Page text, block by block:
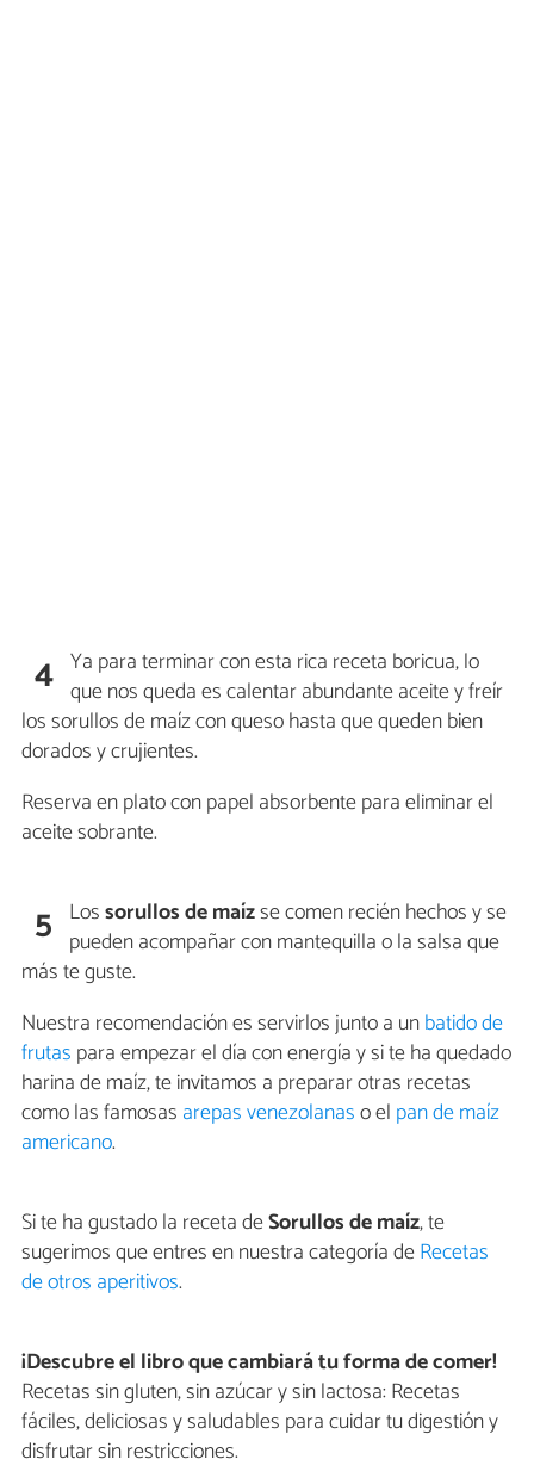
4 Ya para terminar con esta rica receta boricua, lo
que nos queda es calentar abundante aceite y freír
los sorullos de maíz con queso hasta que queden bien
dorados y crujientes.
Reserva en plato con papel absorbente para eliminar el
aceite sobrante.
5 Lossorullos de maízse comen recién hechos y se
pueden acompañar con mantequilla o la salsa que
más te guste.
Nuestra recomendación es servirlos junto a unbatido de
frutas para empezar el día con energía y si te ha quedado
harina de maíz, te invitamos a preparar otras recetas
como las famosas arepas venezolanaso el pan de maíz
americano.
Si te ha gustado la receta deSorullos de maíz, te
sugerimos que entres en nuestra categoría deRecetas
de otros aperitivos.
¡Descubre el libro que cambiará tu forma de comer!
Recetas sin gluten, sin azúcar y sin lactosa: Recetas
fáciles, deliciosas y saludables para cuidar tu digestión y